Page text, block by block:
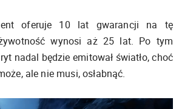
oferuje 10 lat gwarancji na tę
wynosi aż 25 lat. Po tym
nadal będzie emitował światło, choć
ale nie musi, osłabnąć.